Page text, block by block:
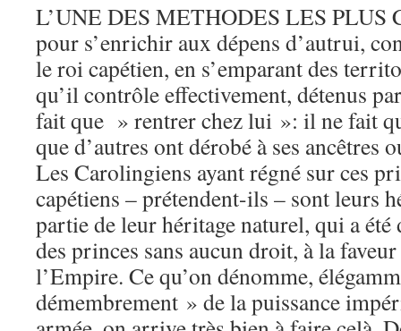
L’UNE DES METHODES LES PLUS
pour s’enrichir aux dépens d’autrui,
le roi capétien, en s’emparant des
qu’il contrôle effectivement, détenus
fait que » rentrer chez lui »: il ne fait
que d’autres ont dérobé à ses ancêtres
Les Carolingiens ayant régné sur ces
capétiens – prétendent-ils – sont leurs
partie de leur héritage naturel, qui a
des princes sans aucun droit, à la
l’Empire. Ce qu’on dénomme,
démembrement » de la puissance